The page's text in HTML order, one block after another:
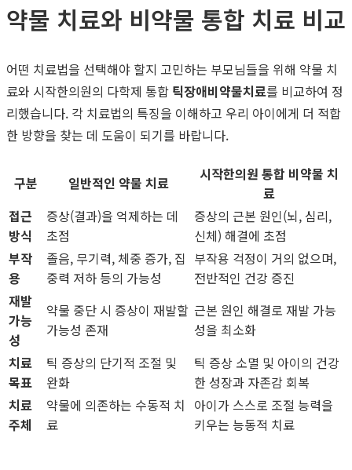
약물 치료와 비약물 통합 치료 비교
어떤 치료법을 선택해야 할지 고민하는 부모님들을 위해 약물 치
료와 시작한의원의 다학제 통합 틱장애비약물치료를 비교하여 정
리했습니다. 각 치료법의 특징을 이해하고 우리 아이에게 더 적합
한 방향을 찾는 데 도움이 되기를 바랍니다.
구분 일반적인 약물 치료
시작한의원 통합 비약물 치
료
접근
방식
증상(결과)을 억제하는 데
초점
증상의 근본 원인(뇌, 심리,
신체) 해결에 초점
부작
용
졸음, 무기력, 체중 증가, 집
중력 저하 등의 가능성
부작용 걱정이 거의 없으며,
전반적인 건강 증진
재발
가능
성
약물 중단 시 증상이 재발할
가능성 존재
근본 원인 해결로 재발 가능
성을 최소화
치료
목표
틱 증상의 단기적 조절 및
완화
틱 증상 소멸 및 아이의 건강
한 성장과 자존감 회복
치료
주체
약물에 의존하는 수동적 치
료
아이가 스스로 조절 능력을
키우는 능동적 치료